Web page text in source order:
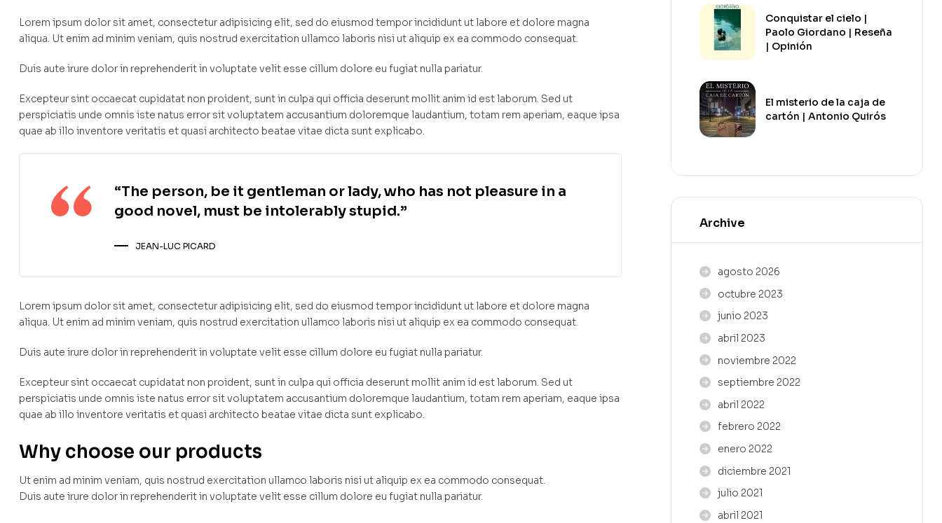
Lorem ipsum dolor sit amet, consectetur adipisicing elit, sed do eiusmod tempor incididunt ut labore et dolore magna
aliqua. Ut enim ad minim veniam, quis nostrud exercitation ullamco laboris nisi ut aliquip ex ea commodo consequat.
Duis aute irure dolor in reprehenderit in voluptate velit esse cillum dolore eu fugiat nulla pariatur.
Excepteur sint occaecat cupidatat non proident, sunt in culpa qui officia deserunt mollit anim id est laborum. Sed ut
perspiciatis unde omnis iste natus error sit voluptatem accusantium doloremque laudantium, totam rem aperiam, eaque ipsa
quae ab illo inventore veritatis et quasi architecto beatae vitae dicta sunt explicabo.
“The person, be it gentleman or lady, who has not pleasure in a
good novel, must be intolerably stupid.”
JEAN-LUC PICARD
Lorem ipsum dolor sit amet, consectetur adipisicing elit, sed do eiusmod tempor incididunt ut labore et dolore magna
aliqua. Ut enim ad minim veniam, quis nostrud exercitation ullamco laboris nisi ut aliquip ex ea commodo consequat.
Duis aute irure dolor in reprehenderit in voluptate velit esse cillum dolore eu fugiat nulla pariatur.
Excepteur sint occaecat cupidatat non proident, sunt in culpa qui officia deserunt mollit anim id est laborum. Sed ut
perspiciatis unde omnis iste natus error sit voluptatem accusantium doloremque laudantium, totam rem aperiam, eaque ipsa
quae ab illo inventore veritatis et quasi architecto beatae vitae dicta sunt explicabo.
Why choose our products
Ut enim ad minim veniam, quis nostrud exercitation ullamco laboris nisi ut aliquip ex ea commodo consequat.
Duis aute irure dolor in reprehenderit in voluptate velit esse cillum dolore eu fugiat nulla pariatur.
Conquistar el cielo |
Paolo Giordano | Reseña
| Opinión
El misterio de la caja de
cartón | Antonio Quirós
Archive
agosto 2026
octubre 2023
junio 2023
abril 2023
noviembre 2022
septiembre 2022
abril 2022
febrero 2022
enero 2022
diciembre 2021
julio 2021
abril 2021